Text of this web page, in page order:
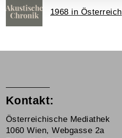
1968 in Österreich
Kontakt:
Österreichische Mediathek
1060 Wien, Webgasse 2a